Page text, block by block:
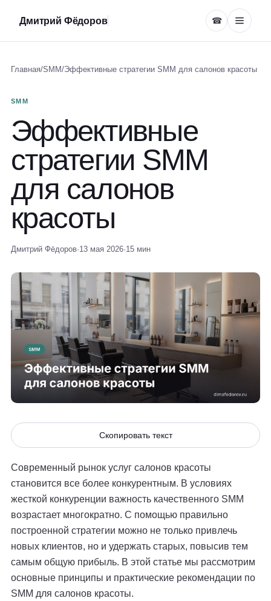
Дмитрий Фёдоров ☎
Главная/SMM/Эффективные стратегии SMM для салонов красоты
SMM
Эффективные
стратегии SMM
для салонов
красоты
Дмитрий Фёдоров·13 мая 2026·15 мин
Скопировать текст
Современный рынок услуг салонов красоты
становится все более конкурентным. В условиях
жесткой конкуренции важность качественного SMM
возрастает многократно. С помощью правильно
построенной стратегии можно не только привлечь
новых клиентов, но и удержать старых, повысив тем
самым общую прибыль. В этой статье мы рассмотрим
основные принципы и практические рекомендации по
SMM для салонов красоты.